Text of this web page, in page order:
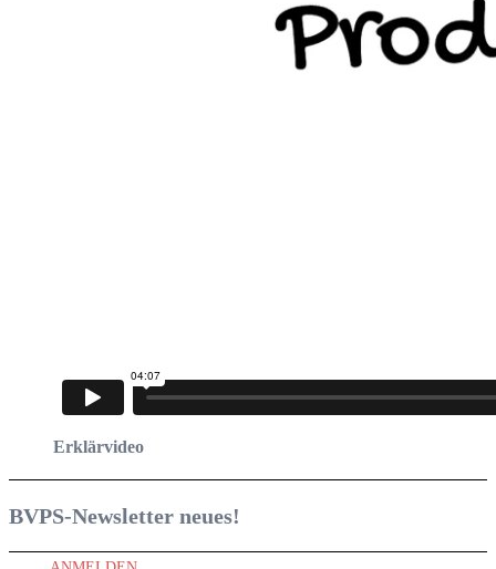
Erklärvideo
BVPS-Newsletter neues!